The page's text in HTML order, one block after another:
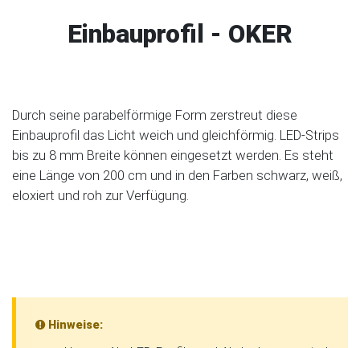
Einbauprofil - OKER
Durch seine parabelförmige Form zerstreut diese
Einbauprofil das Licht weich und gleichförmig. LED-Strips
bis zu 8 mm Breite können eingesetzt werden. Es steht
eine Länge von 200 cm und in den Farben schwarz, weiß,
eloxiert und roh zur Verfügung.
Hinweise: